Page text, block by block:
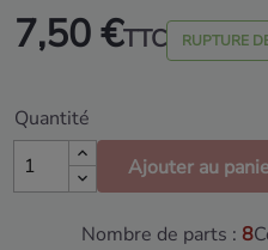
7,50 €TTC RUPTURE
Quantité
Ajouter au
Nombre de parts : 8